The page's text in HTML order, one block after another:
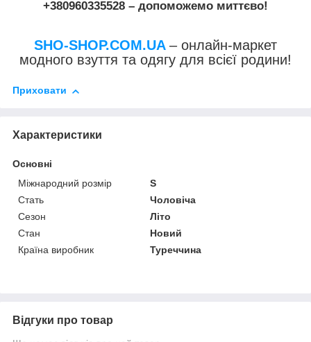
+380960335528 – допоможемо миттєво!
SHO-SHOP.COM.UA – онлайн-маркет
модного взуття та одягу для всієї родини!
Приховати
Характеристики
Основні
Міжнародний розмір
S
Стать
Чоловіча
Сезон
Літо
Стан
Новий
Країна виробник
Туреччина
Відгуки про товар